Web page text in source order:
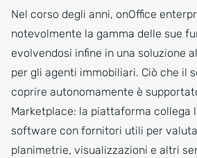
Nel corso degli anni, onOffice
notevolmente la gamma delle sue
evolvendosi infine in una soluzione
per gli agenti immobiliari. Ciò che il
coprire autonomamente è
Marketplace: la piattaforma collega
software con fornitori utili per
planimetrie, visualizzazioni e altri